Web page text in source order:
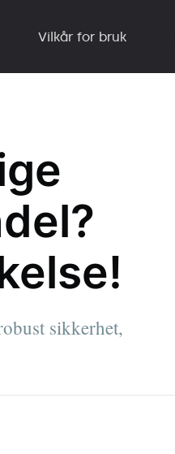
Vilkår for bruk
sikkerhet,